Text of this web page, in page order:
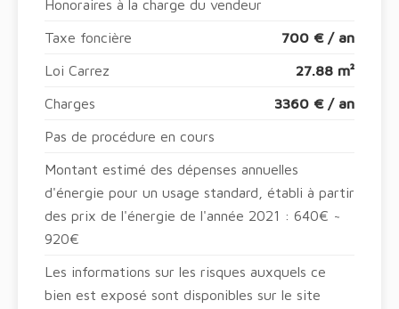
Honoraires à la charge du vendeur
Taxe foncière 700 € / an
Loi Carrez 27.88 m²
Charges 3360 € / an
Pas de procédure en cours
Montant estimé des dépenses annuelles
d'énergie pour un usage standard, établi à partir
des prix de l'énergie de l'année 2021 : 640€ ~
920€
Les informations sur les risques auxquels ce
bien est exposé sont disponibles sur le site